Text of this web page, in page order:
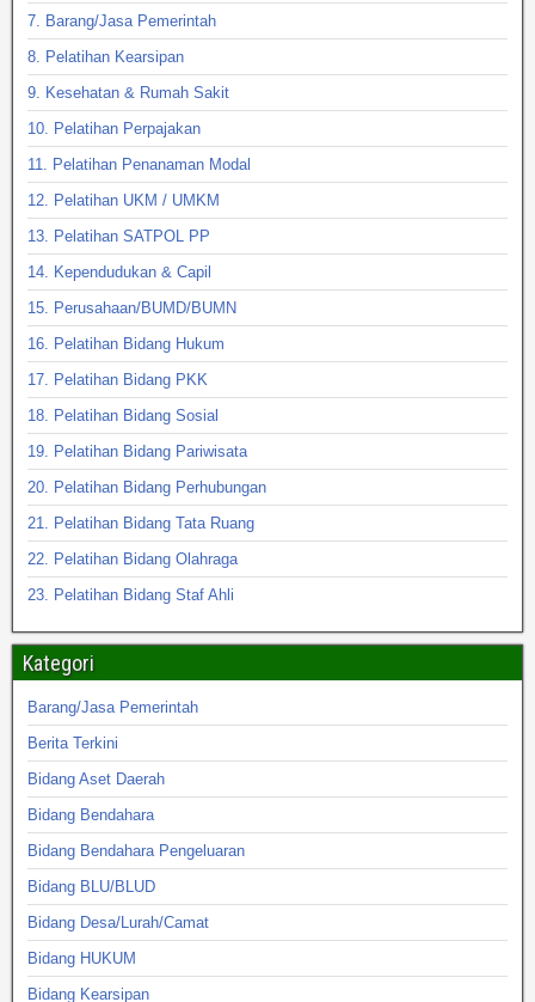
7. Barang/Jasa Pemerintah
8. Pelatihan Kearsipan
9. Kesehatan & Rumah Sakit
10. Pelatihan Perpajakan
11. Pelatihan Penanaman Modal
12. Pelatihan UKM / UMKM
13. Pelatihan SATPOL PP
14. Kependudukan & Capil
15. Perusahaan/BUMD/BUMN
16. Pelatihan Bidang Hukum
17. Pelatihan Bidang PKK
18. Pelatihan Bidang Sosial
19. Pelatihan Bidang Pariwisata
20. Pelatihan Bidang Perhubungan
21. Pelatihan Bidang Tata Ruang
22. Pelatihan Bidang Olahraga
23. Pelatihan Bidang Staf Ahli
Kategori
Barang/Jasa Pemerintah
Berita Terkini
Bidang Aset Daerah
Bidang Bendahara
Bidang Bendahara Pengeluaran
Bidang BLU/BLUD
Bidang Desa/Lurah/Camat
Bidang HUKUM
Bidang Kearsipan